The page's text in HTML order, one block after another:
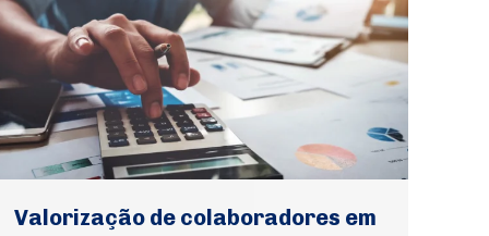
Valorização de colaboradores em